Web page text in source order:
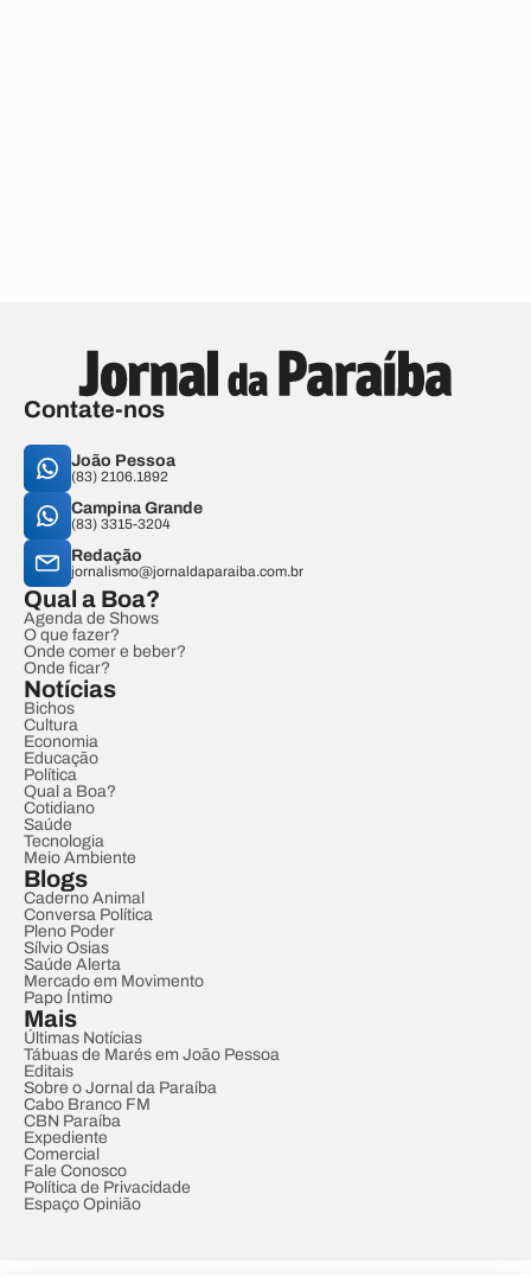
Contate-nos
João Pessoa
(83) 2106.1892
Campina Grande
(83) 3315-3204
Redação
jornalismo@jornaldaparaiba.com.br
Qual a Boa?
Agenda de Shows
O que fazer?
Onde comer e beber?
Onde ficar?
Notícias
Bichos
Cultura
Economia
Educação
Política
Qual a Boa?
Cotidiano
Saúde
Tecnologia
Meio Ambiente
Blogs
Caderno Animal
Conversa Política
Pleno Poder
Sílvio Osias
Saúde Alerta
Mercado em Movimento
Papo Íntimo
Mais
Últimas Notícias
Tábuas de Marés em João Pessoa
Editais
Sobre o Jornal da Paraíba
Cabo Branco FM
CBN Paraíba
Expediente
Comercial
Fale Conosco
Política de Privacidade
Espaço Opinião